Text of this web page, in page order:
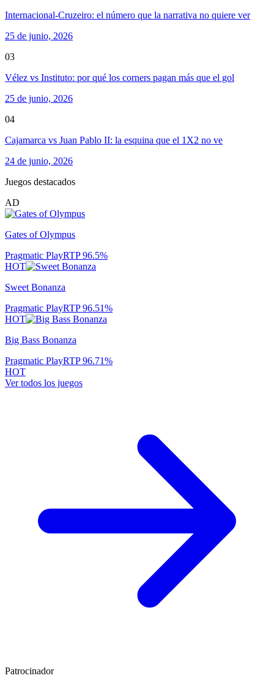
Internacional-Cruzeiro: el número que la narrativa no quiere ver
25 de junio, 2026
03
Vélez vs Instituto: por qué los corners pagan más que el gol
25 de junio, 2026
04
Cajamarca vs Juan Pablo II: la esquina que el 1X2 no ve
24 de junio, 2026
Juegos destacados
AD
Gates of Olympus
Pragmatic PlayRTP96.5%
HOT
Sweet Bonanza
Pragmatic PlayRTP96.51%
HOT
Big Bass Bonanza
Pragmatic PlayRTP96.71%
HOT
Ver todos los juegos
Patrocinador